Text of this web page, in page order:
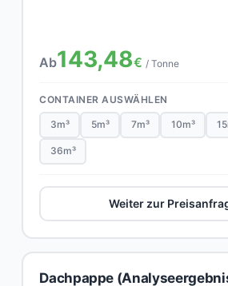
Ab143,48€ / Tonne
CONTAINER AUSWÄHLEN
3m³ 5m³ 7m³ 10m³
36m³
Weiter zur
Dachpappe